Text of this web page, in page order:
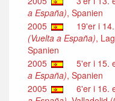
a España), Spanien
2005
19'er i
(Vuelta a España),
Spanien
2005
5'er i 15.
a España), Spanien
2005
6'er i 16.